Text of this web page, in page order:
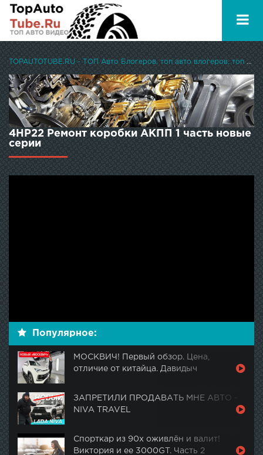
TOPAUTOTUBE.RU - ТОП Авто Блогеров, топ авто влогеров, топ авто ютуберов
4HP22 Ремонт коробки АКПП 1 часть новые
серии
Популярное:
МОСКВИЧ! Первый обзор. Цена,
отличие от китайца. Давидыч
ЗАПРЕТИЛИ ПРОДАВАТЬ МНЕ АВТО -
NIVA TRAVEL
Спорткар из 90х оживлён и валит!
Виктория и ее 3000GT. Часть 2